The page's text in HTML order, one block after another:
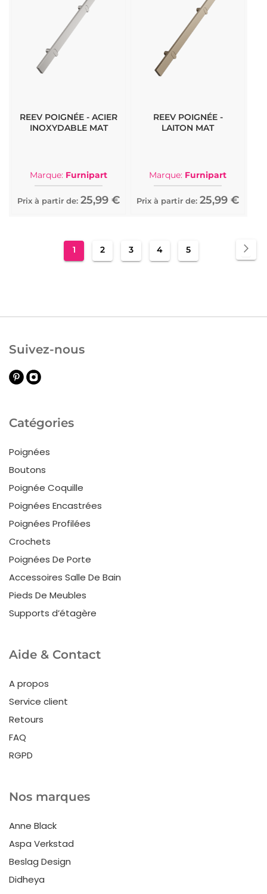
REEV POIGNÉE - ACIER
INOXYDABLE MAT
Marque: Furnipart
Prix à partir de: 25,99 €
REEV POIGNÉE -
LAITON MAT
Marque: Furnipart
Prix à partir de: 25,99 €
You're
1 Page
2 Page
3 Page
4 Page
5
Catégories
Poignées
Boutons
Poignée Coquille
Poignées Encastrées
Poignées Profilées
Crochets
Poignées De Porte
Accessoires Salle De Bain
Pieds De Meubles
Supports d’étagère
Aide & Contact
A propos
Service client
Retours
FAQ
RGPD
Nos marques
Anne Black
Aspa Verkstad
Beslag Design
Didheya
Suivez-nous